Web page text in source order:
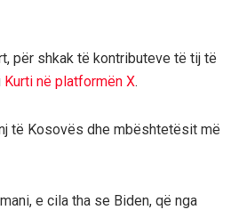
për shkak të kontributeve të tij të
Kurti në platformën X.
të Kosovës dhe mbështetësit më
e cila tha se Biden, që nga